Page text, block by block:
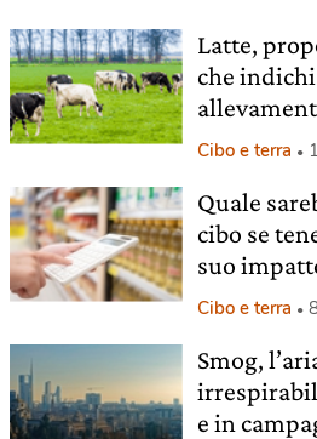
Latte,
che
Cibo e terra
Quale
cibo se
suo
Cibo e terra
Smog,
e in